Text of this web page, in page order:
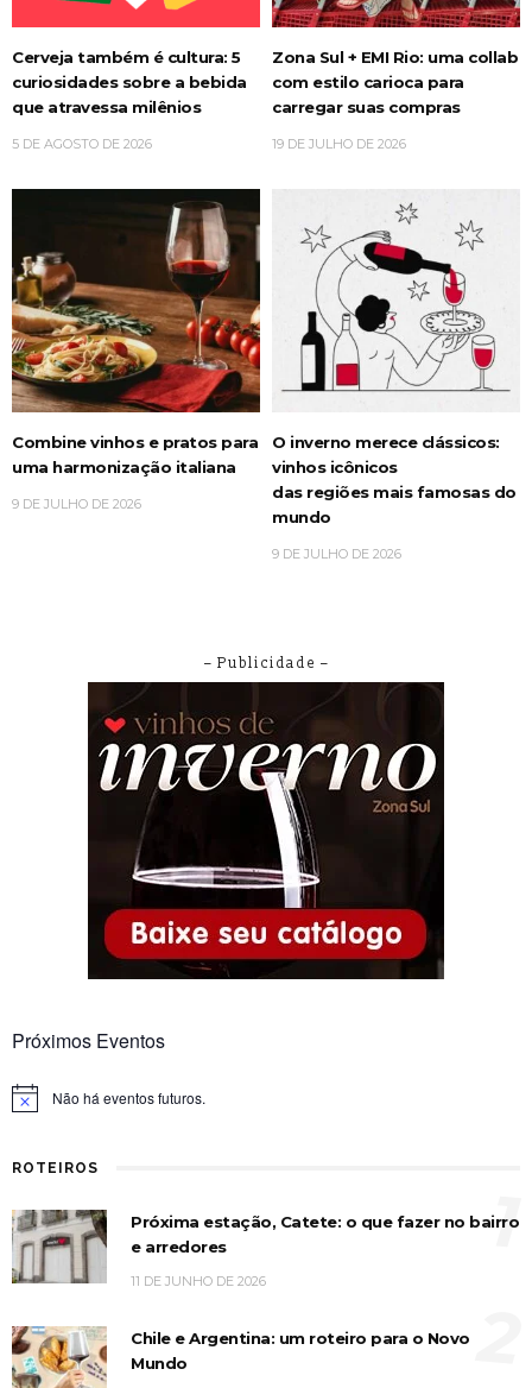
Cerveja também é cultura: 5
curiosidades sobre a bebida
que atravessa milênios
5 DE AGOSTO DE 2026
Zona Sul + EMI Rio: uma collab
com estilo carioca para
carregar suas compras
19 DE JULHO DE 2026
Combine vinhos e pratos para
uma harmonização italiana
9 DE JULHO DE 2026
O inverno merece clássicos:
vinhos icônicos
das regiões mais famosas do
mundo
9 DE JULHO DE 2026
– Publicidade –
Próximos Eventos
Notice Não há eventos futuros.
ROTEIROS
Próxima estação, Catete: o que fazer no bairro
e arredores
11 DE JUNHO DE 2026
1
Chile e Argentina: um roteiro para o Novo
Mundo